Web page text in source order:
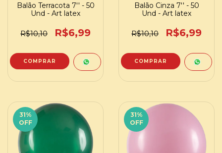
Balão Terracota 7'' - 50
Und - Art latex
R$10,10 R$6,99
Balão Cinza 7'' - 50
Und - Art latex
R$10,10 R$6,99
31%
OFF
31%
OFF